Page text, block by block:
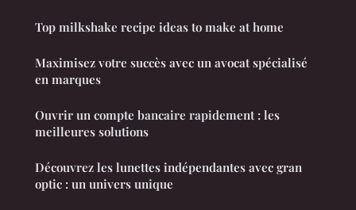
Top milkshake recipe ideas to make at home
Maximisez votre succès avec un avocat spécialisé
en marques
Ouvrir un compte bancaire rapidement : les
meilleures solutions
Découvrez les lunettes indépendantes avec gran
optic : un univers unique